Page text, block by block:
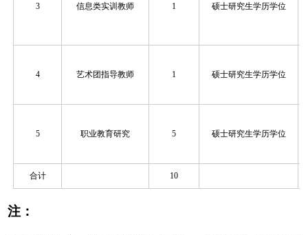
3 信息类实训教师 1 硕士研究生学历学位
4 艺术团指导教师 1 硕士研究生学历学位
5 职业教育研究 5 硕士研究生学历学位
合计 10
注：